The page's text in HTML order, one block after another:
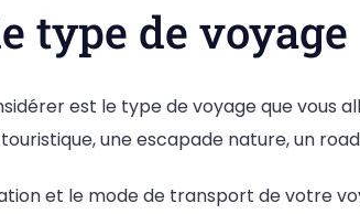
type de voyage
est le type de voyage que vous
une escapade nature, un
et le mode de transport de votre